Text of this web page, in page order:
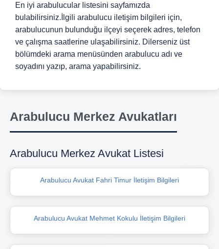
En iyi arabulucular listesini sayfamızda
bulabilirsiniz.İlgili arabulucu iletişim bilgileri için,
arabulucunun bulunduğu ilçeyi seçerek adres, telefon
ve çalışma saatlerine ulaşabilirsiniz. Dilerseniz üst
bölümdeki arama menüsünden arabulucu adı ve
soyadını yazıp, arama yapabilirsiniz.
Arabulucu Merkez Avukatları
Arabulucu Merkez Avukat Listesi
Arabulucu Avukat Fahri Timur İletişim Bilgileri
Arabulucu Avukat Mehmet Kokulu İletişim Bilgileri